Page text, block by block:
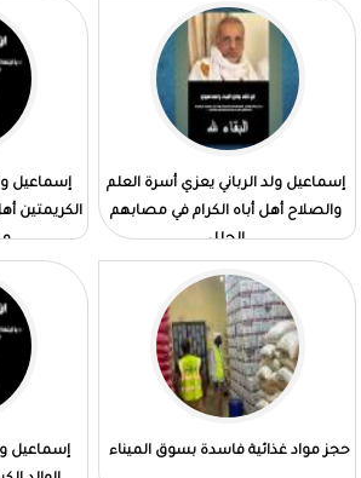
إسماعيل ولد الرباني يعزي أسرة العلم
والصلاح أهل أباه الكرام في مصابهم
الجلل
إسماعيل
الكريمتين
حجز مواد غذائية فاسدة بسوق الميناء
إسماعيل